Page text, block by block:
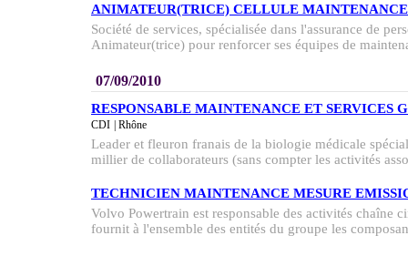
ANIMATEUR(TRICE) CELLULE MAINTENANCE
Société de services, spécialisée dans l'assurance de
Animateur(trice) pour renforcer ses équipes de
07/09/2010
RESPONSABLE MAINTENANCE ET SERVICES
CDI | Rhône
Leader et fleuron franais de la biologie médicale
millier de collaborateurs (sans compter les activités
TECHNICIEN MAINTENANCE MESURE
Volvo Powertrain est responsable des activités chaîne
fournit à l'ensemble des entités du groupe les